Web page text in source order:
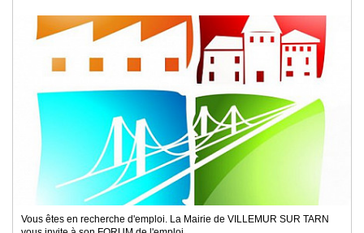
Vous êtes en recherche d'emploi. La Mairie de VILLEMUR SUR TARN